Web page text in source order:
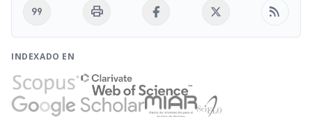
format_quote print rss_feed
INDEXADO EN